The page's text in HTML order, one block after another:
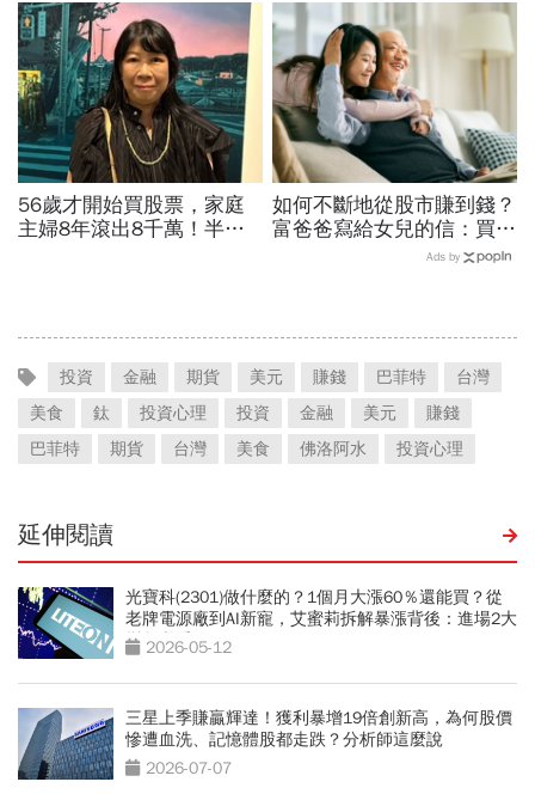
翻1萬倍的秘訣「年輕又
窮」
「它」致富
56歲才開始買股票，家庭
主婦8年滾出8千萬！半年
如何不斷地從股市賺到錢？
富爸爸寫給女兒的信：買股
票，一生不能踩的3條紅線
Ads by
投資 金融 期貨 美元 賺錢 巴菲特
台灣
美食
鈦 投資心理 投資 金融 美元
賺錢
巴菲特
期貨 台灣 美食 佛洛阿水 投資心理
延伸閱讀
光寶科(2301)做什麼的？1個月大漲60％還能買？從
老牌電源廠到AI新寵，艾蜜莉拆解暴漲背後：進場2大
變數必看
2026-05-12
三星上季賺贏輝達！獲利暴增19倍創新高，為何股價
慘遭血洗、記憶體股都走跌？分析師這麼說
2026-07-07